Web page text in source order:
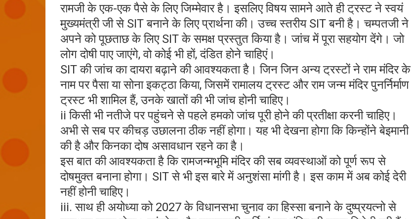
रामजी के एक-एक पैसे के लिए जिम्मेवार है। इसलिए विषय सामने आते ही ट्रस्ट ने स्वयं
मुख्यमंत्री जी से SIT बनाने के लिए प्रार्थना की। उच्च स्तरीय SIT बनी है। चम्पतजी ने
अपने को पूछताछ के लिए SIT के समक्ष प्रस्तुत किया है। जांच में पूरा सहयोग देंगे। जो
लोग दोषी पाए जाएंगे, वो कोई भी हों, दंडित होने चाहिएं।
SIT की जांच का दायरा बढ़ाने की आवश्यकता है। जिन जिन अन्य ट्रस्टों ने राम मंदिर के
नाम पर पैसा या सोना इकट्ठा किया, जिसमें रामालय ट्रस्ट और राम जन्म मंदिर पुनर्निर्माण
ट्रस्ट भी शामिल हैं, उनके खातों की भी जांच होनी चाहिए।
ii किसी भी नतीजे पर पहुंचने से पहले हमको जांच पूरी होने की प्रतीक्षा करनी चाहिए।
अभी से सब पर कीचड़ उछालना ठीक नहीं होगा। यह भी देखना होगा कि किन्होंने बेइमानी
की है और किनका दोष असावधान रहने का है।
इस बात की आवश्यकता है कि रामजन्मभूमि मंदिर की सब व्यवस्थाओं को पूर्ण रूप से
दोषमुक्त बनाना होगा। SIT से भी इस बारे में अनुशंसा मांगी है। इस काम में अब कोई देरी
नहीं होनी चाहिए।
iii. साथ ही अयोध्या को 2027 के विधानसभा चुनाव का हिस्सा बनाने के दुष्प्रयत्नो से